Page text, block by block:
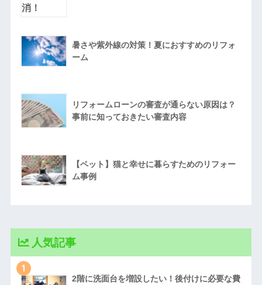
暑さや紫外線の対策！夏におすすめのリフォ
ーム
リフォームローンの審査が通らない原因は？
事前に知っておきたい審査内容
【ペット】猫と幸せに暮らすためのリフォー
ム事例
人気記事
1
2階に洗面台を増設したい！後付けに必要な費